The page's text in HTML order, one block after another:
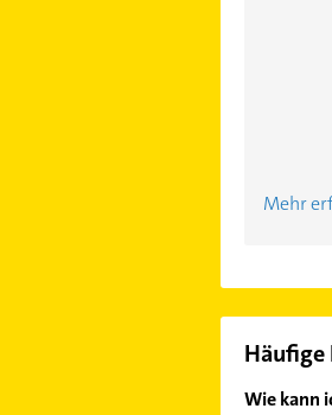
Mehr
Häufige
Wie kann